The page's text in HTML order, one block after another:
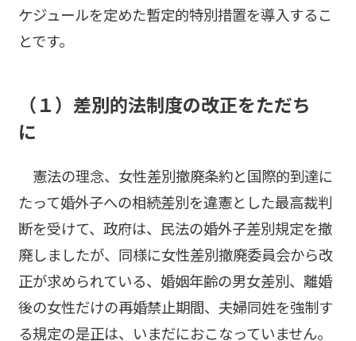
ケジュールを定めた暫定的特別措置を導入するこ
とです。
（１）差別的法制度の改正をただち
に
憲法の理念、女性差別撤廃条約と国際的到達に
たって婚外子への相続差別を違憲とした最高裁判
断を受けて、政府は、民法の婚外子差別規定を撤
廃しましたが、同様に女性差別撤廃委員会から改
正が求められている、婚姻年齢の男女差別、離婚
後の女性だけの再婚禁止期間、夫婦同姓を強制す
る規定の是正は、いまだにおこなっていません。